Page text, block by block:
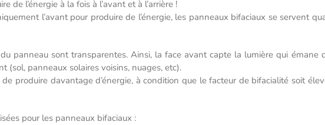
de l’énergie à la fois à l’avant et à l’arrière !
l’avant pour produire de l’énergie, les panneaux bifaciaux se servent
panneau sont transparentes. Ainsi, la face avant capte la lumière qui émane
(sol, panneaux solaires voisins, nuages, etc).
produire davantage d’énergie, à condition que le facteur de bifacialité soit
pour les panneaux bifaciaux :